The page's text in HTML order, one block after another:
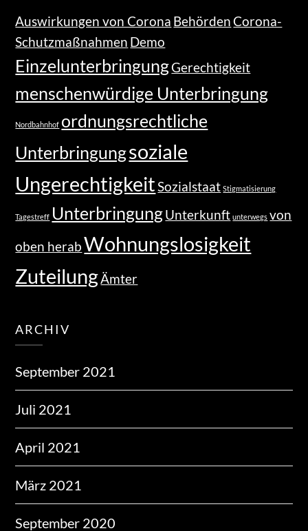
Auswirkungen von Corona BehördenCorona-
Schutzmaßnahmen Demo
EinzelunterbringungGerechtigkeit
menschenwürdige Unterbringung
Nordbahnhof ordnungsrechtliche
Unterbringungsoziale
UngerechtigkeitSozialstaat Stigmatisierung
Tagestreff UnterbringungUnterkunft unterwegs von
oben herabWohnungslosigkeit
ZuteilungÄmter
ARCHIV
September 2021
Juli 2021
April 2021
März 2021
September 2020